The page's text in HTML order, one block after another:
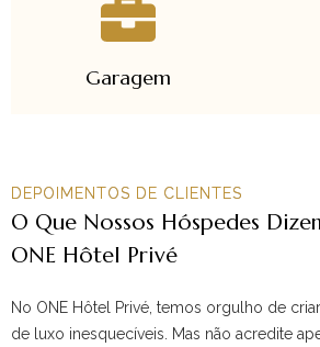
Garagem
DEPOIMENTOS DE CLIENTES
O Que Nossos Hóspedes
ONE Hôtel Privé
No ONE Hôtel Privé, temos orgulho de
de luxo inesquecíveis. Mas não acredite